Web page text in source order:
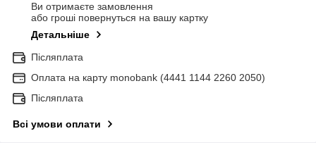
Ви отримаєте замовлення
або гроші повернуться на вашу картку
Детальніше
Післяплата
Оплата на карту monobank (4441 1144 2260 2050)
Післяплата
Всі умови оплати